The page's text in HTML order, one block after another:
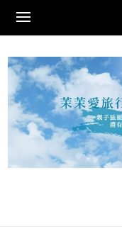
content